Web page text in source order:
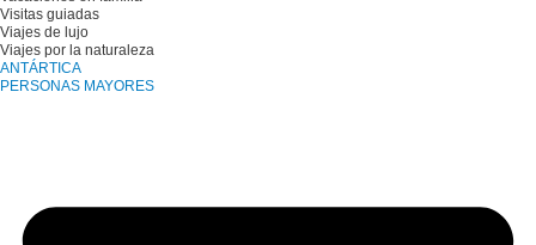
Visitas guiadas
Viajes de lujo
Viajes por la naturaleza
ANTÁRTICA
PERSONAS MAYORES